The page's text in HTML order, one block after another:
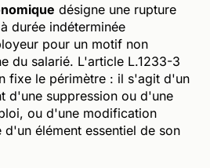
désigne une rupture
durée indéterminée
pour un motif non
du salarié. L'article L.1233-3
fixe le périmètre : il s'agit d'un
d'une suppression ou d'une
ou d'une modification
d'un élément essentiel de son